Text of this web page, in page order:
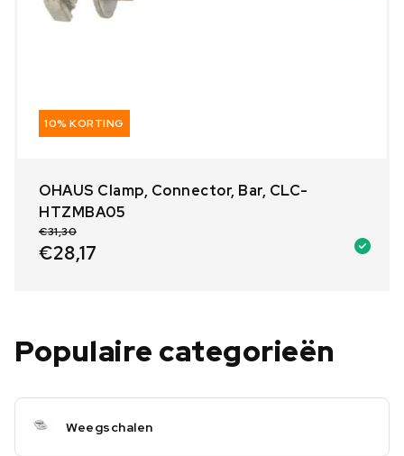
10% KORTING
OHAUS Clamp, Connector, Bar, CLC-
HTZMBA05
€31,30
€28,17
Populaire categorieën
Weegschalen